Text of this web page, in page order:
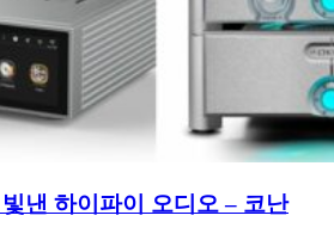
낸 하이파이 오디오 – 코난